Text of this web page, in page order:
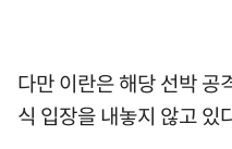
다만 이란은 해당 선박 공
식 입장을 내놓지 않고 있